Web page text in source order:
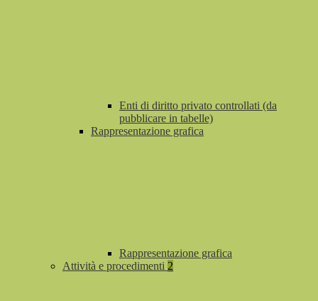
Enti di diritto privato controllati (da
pubblicare in tabelle)
Rappresentazione grafica
Rappresentazione grafica
Attività e procedimenti 2